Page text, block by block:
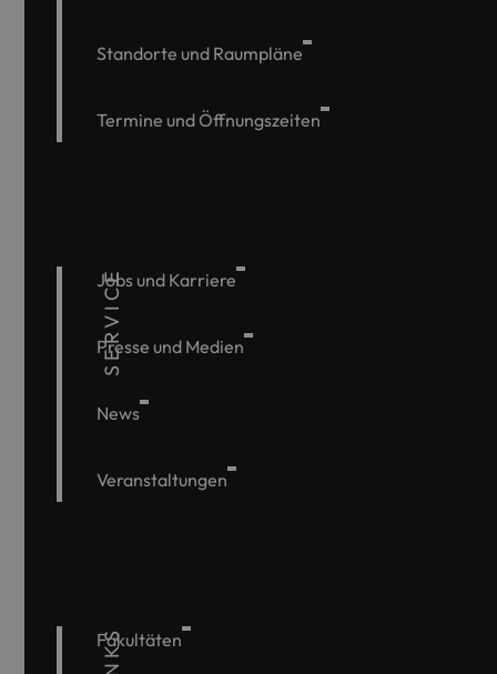
Standorte und Raumpläne
Termine und Öffnungszeiten
SERVICE
Jobs und Karriere
Presse und Medien
News
Veranstaltungen
Fakultäten